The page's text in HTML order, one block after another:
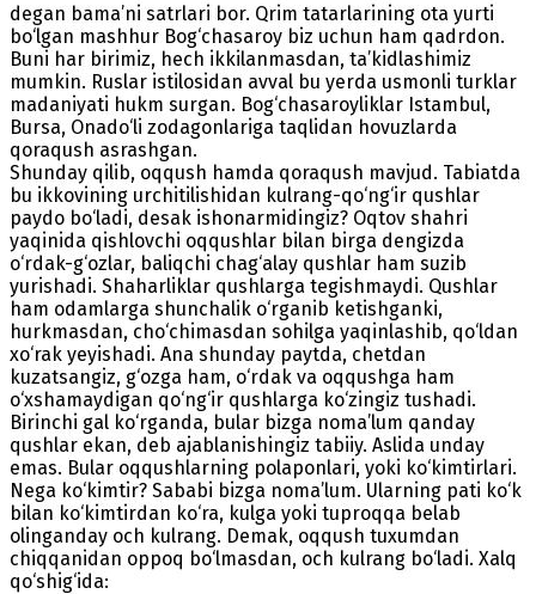
degan bama’ni satrlari bor. Qrim tatarlarining ota yurti
bo‘lgan mashhur Bog‘chasaroy biz uchun ham qadrdon.
Buni har birimiz, hech ikkilanmasdan, ta’kidlashimiz
mumkin. Ruslar istilosidan avval bu yerda usmonli turklar
madaniyati hukm surgan. Bog‘chasaroyliklar Istambul,
Bursa, Onado‘li zodagonlariga taqlidan hovuzlarda
qoraqush asrashgan.
Shunday qilib, oqqush hamda qoraqush mavjud. Tabiatda
bu ikkovining urchitilishidan kulrang-qo‘ng‘ir qushlar
paydo bo‘ladi, desak ishonarmidingiz? Oqtov shahri
yaqinida qishlovchi oqqushlar bilan birga dengizda
o‘rdak-g‘ozlar, baliqchi chag‘alay qushlar ham suzib
yurishadi. Shaharliklar qushlarga tegishmaydi. Qushlar
ham odamlarga shunchalik o‘rganib ketishganki,
hurkmasdan, cho‘chimasdan sohilga yaqinlashib, qo‘ldan
xo‘rak yeyishadi. Ana shunday paytda, chetdan
kuzatsangiz, g‘ozga ham, o‘rdak va oqqushga ham
o‘xshamaydigan qo‘ng‘ir qushlarga ko‘zingiz tushadi.
Birinchi gal ko‘rganda, bular bizga noma’lum qanday
qushlar ekan, deb ajablanishingiz tabiiy. Aslida unday
emas. Bular oqqushlarning polaponlari, yoki ko‘kimtirlari.
Nega ko‘kimtir? Sababi bizga noma’lum. Ularning pati ko‘k
bilan ko‘kimtirdan ko‘ra, kulga yoki tuproqqa belab
olinganday och kulrang. Demak, oqqush tuxumdan
chiqqanidan oppoq bo‘lmasdan, och kulrang bo‘ladi. Xalq
qo‘shig‘ida: